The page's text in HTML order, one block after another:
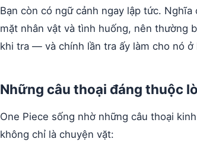
Bạn còn có ngữ cảnh ngay lập tức.
mặt nhân vật và tình huống, nên thường
khi tra — và chính lần tra ấy làm cho nó ở
Những câu thoại đáng thuộc
One Piece sống nhờ những câu thoại
không chỉ là chuyện vặt: